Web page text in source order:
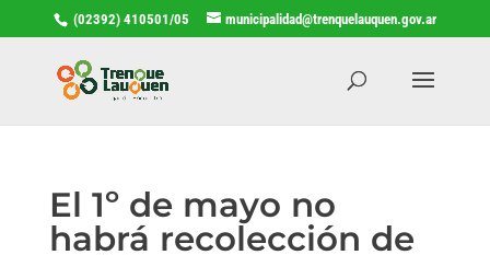
(02392) 410501/05 municipalidad@trenquelauquen.gov.ar
El 1º de mayo no
habrá recolección de